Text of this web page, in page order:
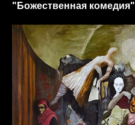
"Божественная комедия"